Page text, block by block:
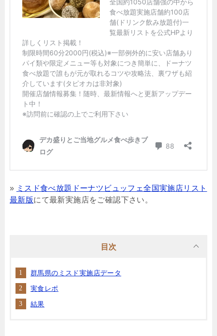
» ミスド食べ放題ドーナツビュッフェ全国実施店リスト
最新版にて最新実施店をご確認下さい。
目次
群馬県のミスド実施店データ
実食レポ
結果